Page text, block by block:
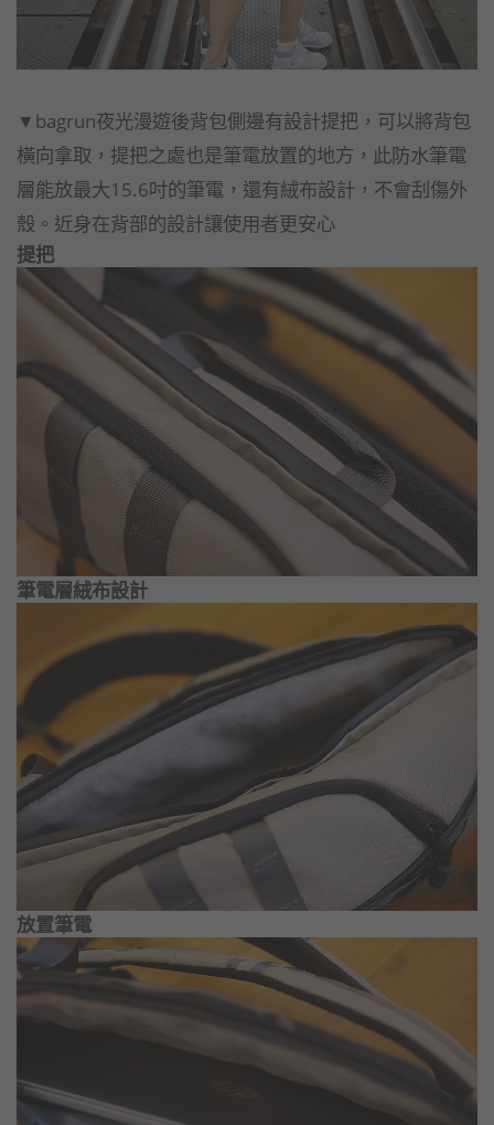
▼bagrun夜光漫遊後背包側邊有設計提把，可以將背包
橫向拿取，提把之處也是筆電放置的地方，此防水筆電
層能放最大15.6吋的筆電，還有絨布設計，不會刮傷外
殼。近身在背部的設計讓使用者更安心
提把
筆電層絨布設計
放置筆電